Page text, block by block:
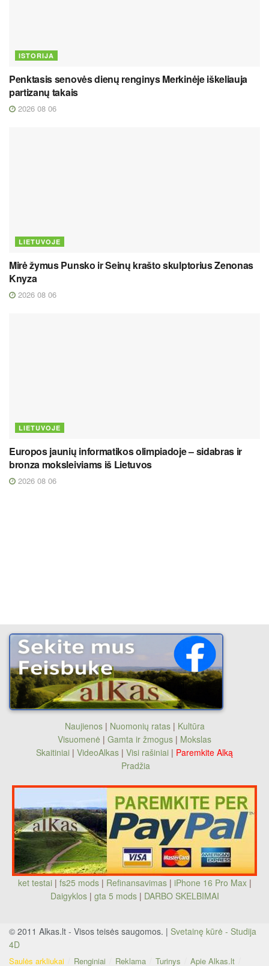
ISTORIJA
Penktasis senovės dienų renginys Merkinėje iškeliauja
partizanų takais
2026 08 06
LIETUVOJE
Mirė žymus Punsko ir Seinų krašto skulptorius Zenonas
Knyza
2026 08 06
LIETUVOJE
Europos jaunių informatikos olimpiadoje – sidabras ir
bronza moksleiviams iš Lietuvos
2026 08 06
Naujienos| Nuomonių ratas| Kultūra
Visuomenė | Gamta ir žmogus | Mokslas
Skaitiniai | VideoAlkas | Visi rašiniai | Paremkite Alką
Pradžia
ket testai | fs25 mods| Refinansavimas| iPhone 16 Pro Max|
Daigyklos| gta 5 mods | DARBO SKELBIMAI
© 2011 Alkas.lt - Visos teisės saugomos. | Svetainę kūrė - Studija
4D
Saulės arkliukai Renginiai Reklama Turinys Apie Alkas.lt